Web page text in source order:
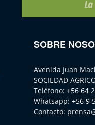
SOBRE
Avenida Juan
SOCIEDAD
Teléfono: +56 64
Whatsapp: +56 9
Contacto: